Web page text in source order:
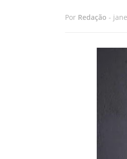
Por Redação -